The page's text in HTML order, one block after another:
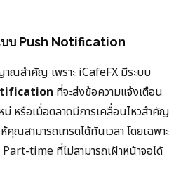
บ Push Notification
ณสำคัญ เพราะ iCafeFX มีระบบ
ที่จะส่งข้อความแจ้งเตือน
รือเมื่อตลาดมีการเคลื่อนไหวสำคัญ
ณสามารถเทรดได้ทันเวลา โดยเฉพาะ
time ที่ไม่สามารถเฝ้าหน้าจอได้